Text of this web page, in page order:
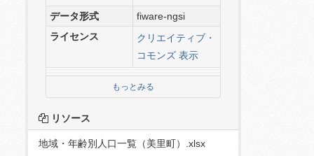
データ形式
fiware-ngsi
ライセンス
クリエイティブ・
コモンズ 表示
もっとみる
リソース
地域・年齢別人口一覧（美里町）.xlsx